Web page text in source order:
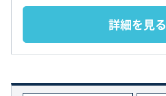
詳細を見る